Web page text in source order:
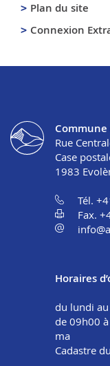
Plan du site
Connexion
Commune
Rue
Case
1983
Tél.
Fax.
Horaires
du lundi
de 09h00
ma
Cadastre